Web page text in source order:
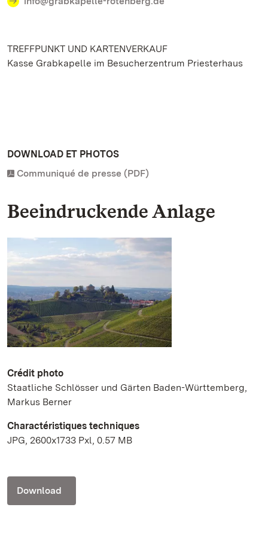
TREFFPUNKT UND KARTENVERKAUF
Kasse Grabkapelle im Besucherzentrum Priesterhaus
DOWNLOAD ET PHOTOS
Communiqué de presse (PDF)
Beeindruckende Anlage
Crédit photo
Staatliche Schlösser und Gärten Baden-Württemberg,
Markus Berner
Charactéristiques techniques
JPG, 2600x1733 Pxl, 0.57 MB
Download